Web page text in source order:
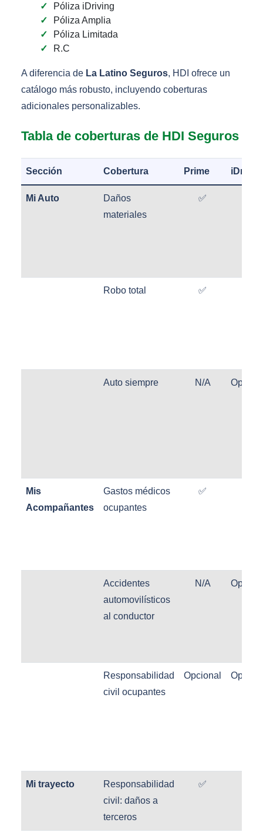
Póliza iDriving
Póliza Amplia
Póliza Limitada
R.C
A diferencia de La Latino Seguros, HDI ofrece un
catálogo más robusto, incluyendo coberturas
adicionales personalizables.
Tabla de coberturas de HDI Seguros
Sección Cobertura Prime
Mi Auto
Daños
materiales
✅
Robo total ✅
Auto siempre N/A
Mis
Acompañantes
Gastos médicos
ocupantes
✅
Accidentes
automovilísticos
al conductor
N/A
Responsabilidad
civil ocupantes
Opcional
Mi trayecto
Responsabilidad
civil: daños a
terceros
✅